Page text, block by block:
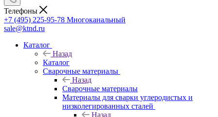
Телефоны
+7 (495) 225-95-78 Многоканальный
sale@ktnd.ru
Каталог
Назад
Каталог
Сварочные материалы
Назад
Сварочные материалы
Материалы для сварки углеродистых и
низколегированных сталей
Назад